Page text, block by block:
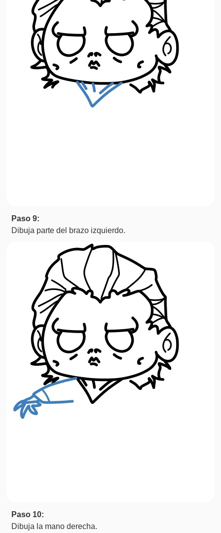
Paso 9:
Dibuja parte del brazo izquierdo.
Paso 10:
Dibuja la mano derecha.